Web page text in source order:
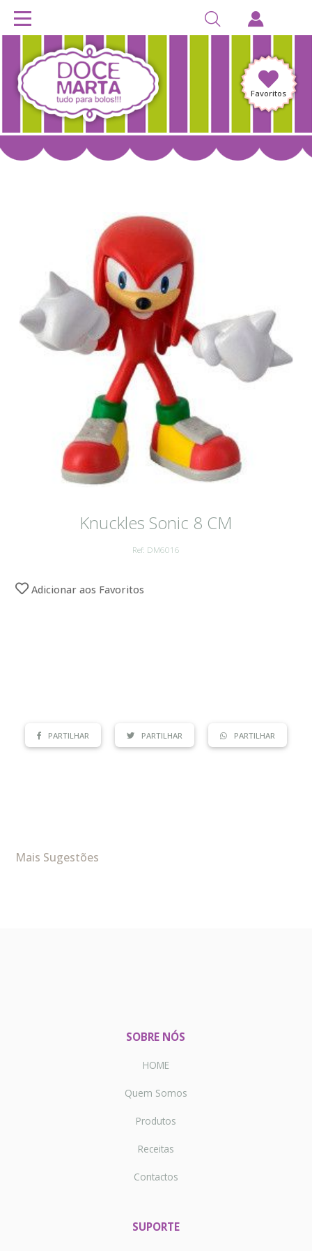
Favoritos
Knuckles Sonic 8 CM
Ref: DM6016
Adicionar aos Favoritos
PARTILHAR PARTILHAR PARTILHAR
Mais Sugestões
SOBRE NÓS
HOME
Quem Somos
Produtos
Receitas
Contactos
SUPORTE